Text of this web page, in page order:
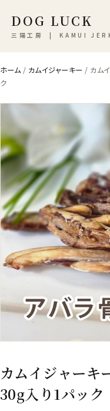
DOG LUCK
三陽工房 | KAMUI
ホーム/ カムイジャーキー / カム
ク
カムイジャーキ
30g入り1パック